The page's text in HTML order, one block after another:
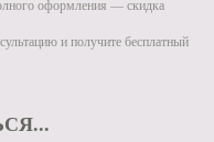
оформления — скидка
и получите бесплатный